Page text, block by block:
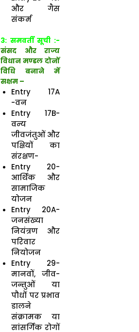
और गैस
संकर्म
3: समवर्ती सूची :-
संसद और राज्य
विधान मण्डल दोनों
विधि बनाने में
सक्षम –
Entry 17A
-वन
Entry 17B-
वन्य
जीवजंतुओं और
पक्षियों का
संरक्षण-
Entry 20-
आर्थिक और
सामाजिक
योजन
Entry 20A-
जनसंख्या
नियंत्रण और
परिवार
नियोजन
Entry 29-
मानवों, जीव-
जन्तुओं या
पौधों पर प्रभाव
डालने
संक्रामक या
सांसर्गिक रोगों